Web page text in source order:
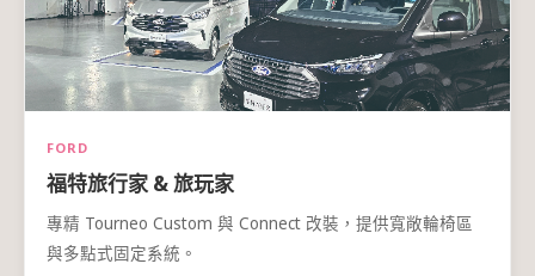
FORD
福特旅行家 & 旅玩家
專精 Tourneo Custom 與 Connect 改裝，提供寬敞輪椅區
與多點式固定系統。